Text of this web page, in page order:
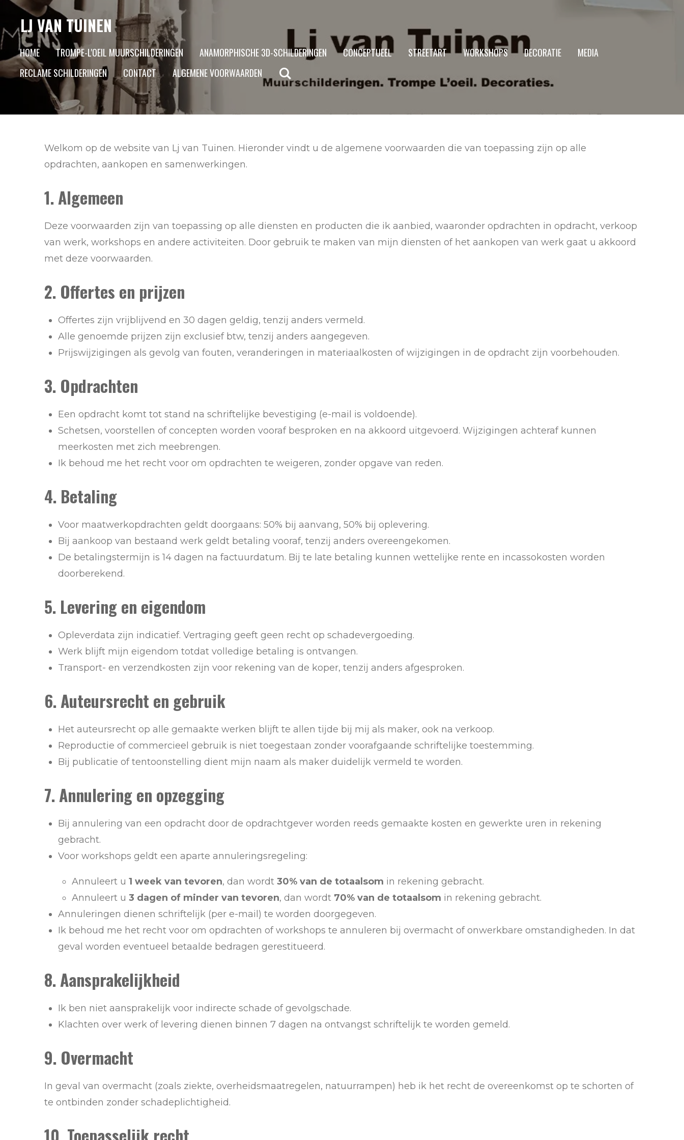
direct
naar
de
hoofdinhoud
LJ VAN TUINEN
HOME TROMPE-L'OEIL MUURSCHILDERINGEN ANAMORPHISCHE 3D-SCHILDERINGEN CONCEPTUEEL STREETART WORKSHOPS DECORATIE
MEDIA
RECLAME SCHILDERINGEN
CONTACT ALGEMENE VOORWAARDEN
Welkom op de website van Lj van Tuinen. Hieronder vindt u de algemene voorwaarden die van toepassing zijn op alle
opdrachten, aankopen en samenwerkingen.
1. Algemeen
Deze voorwaarden zijn van toepassing op alle diensten en producten die ik aanbied, waaronder opdrachten in opdracht, verkoop
van werk, workshops en andere activiteiten. Door gebruik te maken van mijn diensten of het aankopen van werk gaat u akkoord
met deze voorwaarden.
2. Offertes en prijzen
Offertes zijn vrijblijvend en 30 dagen geldig, tenzij anders vermeld.
Alle genoemde prijzen zijn exclusief btw, tenzij anders aangegeven.
Prijswijzigingen als gevolg van fouten, veranderingen in materiaalkosten of wijzigingen in de opdracht zijn voorbehouden.
3. Opdrachten
Een opdracht komt tot stand na schriftelijke bevestiging (e-mail is voldoende).
Schetsen, voorstellen of concepten worden vooraf besproken en na akkoord uitgevoerd. Wijzigingen achteraf kunnen
meerkosten met zich meebrengen.
Ik behoud me het recht voor om opdrachten te weigeren, zonder opgave van reden.
4. Betaling
Voor maatwerkopdrachten geldt doorgaans: 50% bij aanvang, 50% bij oplevering.
Bij aankoop van bestaand werk geldt betaling vooraf, tenzij anders overeengekomen.
De betalingstermijn is 14 dagen na factuurdatum. Bij te late betaling kunnen wettelijke rente en incassokosten worden
doorberekend.
5. Levering en eigendom
Opleverdata zijn indicatief. Vertraging geeft geen recht op schadevergoeding.
Werk blijft mijn eigendom totdat volledige betaling is ontvangen.
Transport- en verzendkosten zijn voor rekening van de koper, tenzij anders afgesproken.
6. Auteursrecht en gebruik
Het auteursrecht op alle gemaakte werken blijft te allen tijde bij mij als maker, ook na verkoop.
Reproductie of commercieel gebruik is niet toegestaan zonder voorafgaande schriftelijke toestemming.
Bij publicatie of tentoonstelling dient mijn naam als maker duidelijk vermeld te worden.
7. Annulering en opzegging
Bij annulering van een opdracht door de opdrachtgever worden reeds gemaakte kosten en gewerkte uren in rekening
gebracht.
Voor workshops geldt een aparte annuleringsregeling:
Annuleert u 1 week van tevoren, dan wordt 30% van de totaalsom in rekening gebracht.
Annuleert u 3 dagen of minder van tevoren, dan wordt 70% van de totaalsom in rekening gebracht.
Annuleringen dienen schriftelijk (per e-mail) te worden doorgegeven.
Ik behoud me het recht voor om opdrachten of workshops te annuleren bij overmacht of onwerkbare omstandigheden. In dat
geval worden eventueel betaalde bedragen gerestitueerd.
8. Aansprakelijkheid
Ik ben niet aansprakelijk voor indirecte schade of gevolgschade.
Klachten over werk of levering dienen binnen 7 dagen na ontvangst schriftelijk te worden gemeld.
9. Overmacht
In geval van overmacht (zoals ziekte, overheidsmaatregelen, natuurrampen) heb ik het recht de overeenkomst op te schorten of
te ontbinden zonder schadeplichtigheid.
10. Toepasselijk recht